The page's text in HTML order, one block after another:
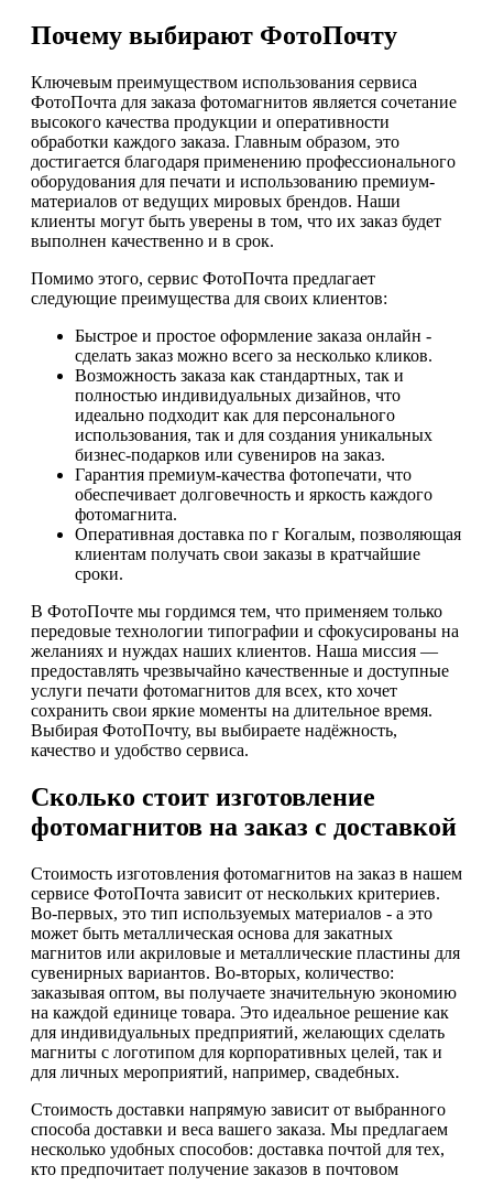
Почему выбирают ФотоПочту
Ключевым преимуществом использования сервиса
ФотоПочта для заказа фотомагнитов является сочетание
высокого качества продукции и оперативности
обработки каждого заказа. Главным образом, это
достигается благодаря применению профессионального
оборудования для печати и использованию премиум-
материалов от ведущих мировых брендов. Наши
клиенты могут быть уверены в том, что их заказ будет
выполнен качественно и в срок.
Помимо этого, сервис ФотоПочта предлагает
следующие преимущества для своих клиентов:
Быстрое и простое оформление заказа онлайн -
сделать заказ можно всего за несколько кликов.
Возможность заказа как стандартных, так и
полностью индивидуальных дизайнов, что
идеально подходит как для персонального
использования, так и для создания уникальных
бизнес-подарков или сувениров на заказ.
Гарантия премиум-качества фотопечати, что
обеспечивает долговечность и яркость каждого
фотомагнита.
Оперативная доставка по г Когалым, позволяющая
клиентам получать свои заказы в кратчайшие
сроки.
В ФотоПочте мы гордимся тем, что применяем только
передовые технологии типографии и сфокусированы на
желаниях и нуждах наших клиентов. Наша миссия —
предоставлять чрезвычайно качественные и доступные
услуги печати фотомагнитов для всех, кто хочет
сохранить свои яркие моменты на длительное время.
Выбирая ФотоПочту, вы выбираете надёжность,
качество и удобство сервиса.
Сколько стоит изготовление
фотомагнитов на заказ с доставкой
Стоимость изготовления фотомагнитов на заказ в нашем
сервисе ФотоПочта зависит от нескольких критериев.
Во-первых, это тип используемых материалов - а это
может быть металлическая основа для закатных
магнитов или акриловые и металлические пластины для
сувенирных вариантов. Во-вторых, количество:
заказывая оптом, вы получаете значительную экономию
на каждой единице товара. Это идеальное решение как
для индивидуальных предприятий, желающих сделать
магниты с логотипом для корпоративных целей, так и
для личных мероприятий, например, свадебных.
Стоимость доставки напрямую зависит от выбранного
способа доставки и веса вашего заказа. Мы предлагаем
несколько удобных способов: доставка почтой для тех,
кто предпочитает получение заказов в почтовом